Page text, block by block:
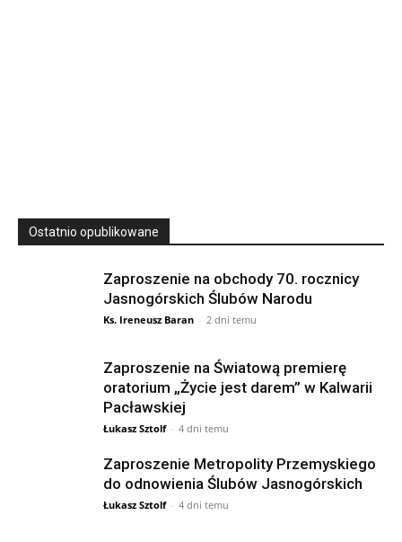
Ostatnio opublikowane
Zaproszenie na obchody 70. rocznicy
Jasnogórskich Ślubów Narodu
Ks. Ireneusz Baran - 2 dni temu
Zaproszenie na Światową premierę
oratorium „Życie jest darem” w Kalwarii
Pacławskiej
Łukasz Sztolf - 4 dni temu
Zaproszenie Metropolity Przemyskiego
do odnowienia Ślubów Jasnogórskich
Łukasz Sztolf - 4 dni temu